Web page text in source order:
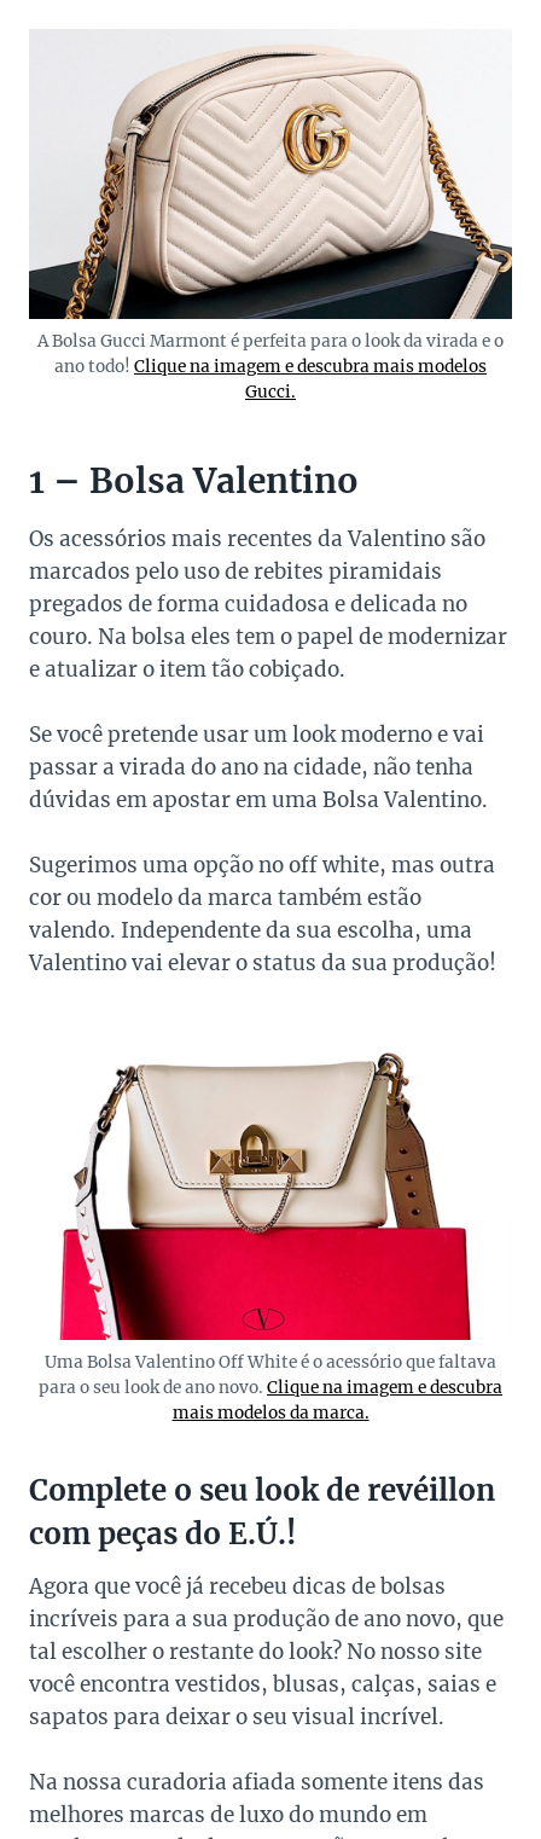
A Bolsa Gucci Marmont é perfeita para o look da virada e o
ano todo! Clique na imagem e descubra mais modelos
Gucci.
1 – Bolsa Valentino
Os acessórios mais recentes da Valentino são
marcados pelo uso de rebites piramidais
pregados de forma cuidadosa e delicada no
couro. Na bolsa eles tem o papel de modernizar
e atualizar o item tão cobiçado.
Se você pretende usar um look moderno e vai
passar a virada do ano na cidade, não tenha
dúvidas em apostar em uma Bolsa Valentino.
Sugerimos uma opção no off white, mas outra
cor ou modelo da marca também estão
valendo. Independente da sua escolha, uma
Valentino vai elevar o status da sua produção!
Uma Bolsa Valentino Off White é o acessório que faltava
para o seu look de ano novo. Clique na imagem e descubra
mais modelos da marca.
Complete o seu look de revéillon
com peças do E.Ú.!
Agora que você já recebeu dicas de bolsas
incríveis para a sua produção de ano novo, que
tal escolher o restante do look? No nosso site
você encontra vestidos, blusas, calças, saias e
sapatos para deixar o seu visual incrível.
Na nossa curadoria afiada somente itens das
melhores marcas de luxo do mundo em